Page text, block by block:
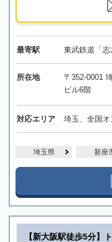
最寄駅 東武鉄道「
所在地
〒352-0001
ビル6階
対応エリア 埼玉、全国
埼玉県 新座
【新大阪駅徒歩5分】